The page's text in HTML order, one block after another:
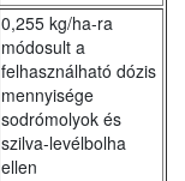
0,255 kg/ha-ra
módosult a
felhasználható dózis
mennyisége
sodrómolyok és
szilva-levélbolha
ellen